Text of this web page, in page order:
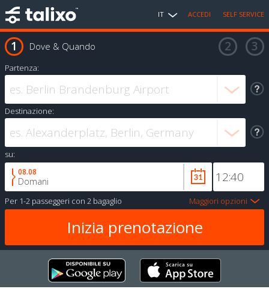
IT ACCEDI SELF SERVICE
Dove & Quando
Partenza:
Destinazione:
su:
08.08
Domani
Per 1-2 passeggeri con 2 bagaglio Maggiori opzioni